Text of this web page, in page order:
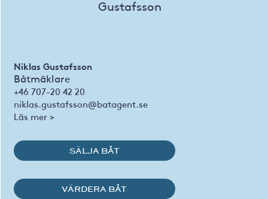
Niklas Gustafsson
Båtmäklare
+46 707-20 42 20
niklas.gustafsson@batagent.se
Läs mer >
SÄLJA BÅT
VÄRDERA BÅT